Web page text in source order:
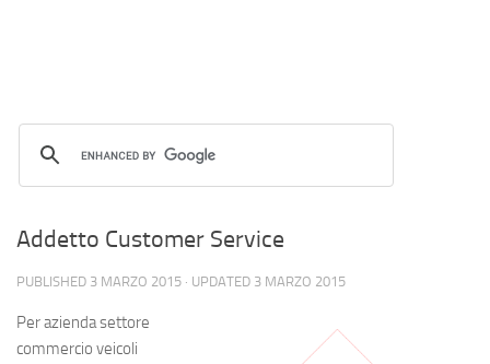
Addetto Customer Service
PUBLISHED 3 MARZO 2015 · UPDATED 3 MARZO 2015
Per azienda settore
commercio veicoli